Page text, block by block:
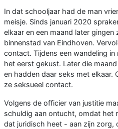
In dat schooljaar had de man
meisje. Sinds januari 2020
elkaar en een maand later
binnenstad van Eindhoven.
contact. Tijdens een wandeling
het eerst gekust. Later die
en hadden daar seks met elkaar.
ze seksueel contact.
Volgens de officier van justitie
schuldig aan ontucht, omdat het
dat juridisch heet - aan zijn zorg,